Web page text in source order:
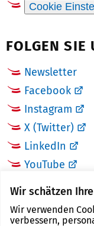
Wir schätzen
Wir verwenden
verbessern,
Cookie
FOLGEN SIE
Newsletter
Facebook
Instagram
X (Twitter)
LinkedIn
YouTube
LINKS